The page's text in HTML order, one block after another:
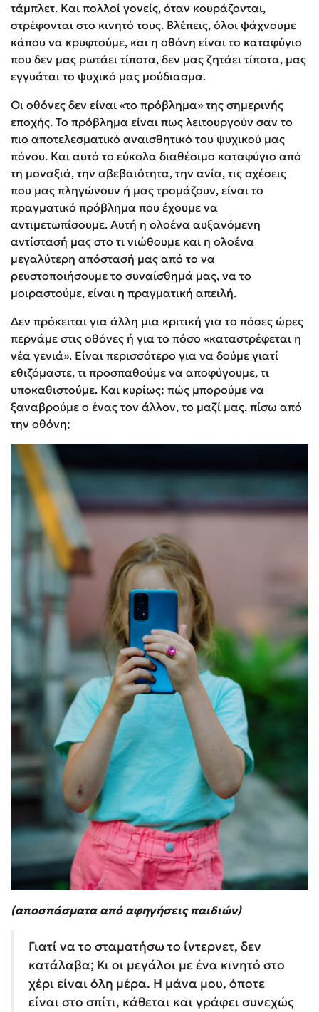
τάμπλετ. Και πολλοί γονείς, όταν κουράζονται,
στρέφονται στο κινητό τους. Βλέπεις, όλοι ψάχνουμε
κάπου να κρυφτούμε, και η οθόνη είναι το καταφύγιο
που δεν μας ρωτάει τίποτα, δεν μας ζητάει τίποτα, μας
εγγυάται το ψυχικό μας μούδιασμα.
Οι οθόνες δεν είναι «το πρόβλημα» της σημερινής
εποχής. Το πρόβλημα είναι πως λειτουργούν σαν το
πιο αποτελεσματικό αναισθητικό του ψυχικού μας
πόνου. Και αυτό το εύκολα διαθέσιμο καταφύγιο από
τη μοναξιά, την αβεβαιότητα, την ανία, τις σχέσεις
που μας πληγώνουν ή μας τρομάζουν, είναι το
πραγματικό πρόβλημα που έχουμε να
αντιμετωπίσουμε. Αυτή η ολοένα αυξανόμενη
αντίστασή μας στο τι νιώθουμε και η ολοένα
μεγαλύτερη απόστασή μας από το να
ρευστοποιήσουμε το συναίσθημά μας, να το
μοιραστούμε, είναι η πραγματική απειλή.
Δεν πρόκειται για άλλη μια κριτική για το πόσες ώρες
περνάμε στις οθόνες ή για το πόσο «καταστρέφεται η
νέα γενιά». Είναι περισσότερο για να δούμε γιατί
εθιζόμαστε, τι προσπαθούμε να αποφύγουμε, τι
υποκαθιστούμε. Και κυρίως: πώς μπορούμε να
ξαναβρούμε ο ένας τον άλλον, το μαζί μας, πίσω από
την οθόνη;
(αποσπάσματα από αφηγήσεις παιδιών)
Γιατί να το σταματήσω το ίντερνετ, δεν
κατάλαβα; Κι οι μεγάλοι με ένα κινητό στο
χέρι είναι όλη μέρα. Η μάνα μου, όποτε
είναι στο σπίτι, κάθεται και γράφει συνεχώς